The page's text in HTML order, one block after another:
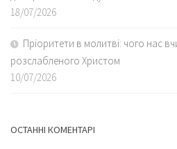
18/07/2026
Пріоритети в молитві: чого нас
розслабленого Христом
10/07/2026
ОСТАННІ КОМЕНТАРІ